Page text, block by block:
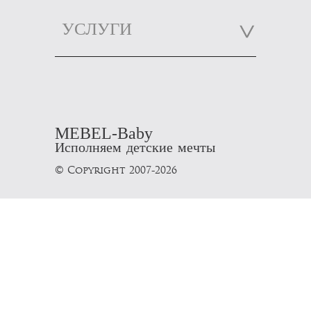
УСЛУГИ
MEBEL-Baby
Исполняем детские мечты
© Copyright 2007-2026